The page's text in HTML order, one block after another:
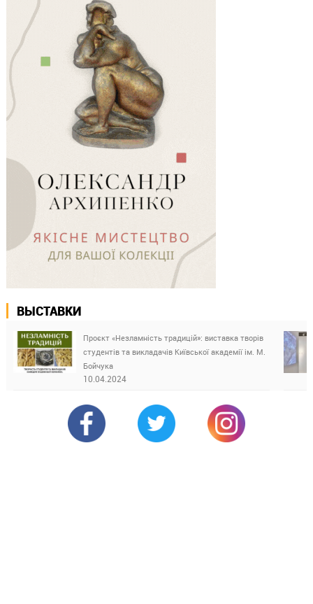
ВЫСТАВКИ
Проєкт «Незламність традицій»: виставка творів
студентів та викладачів Київської академії ім. М.
Бойчука
10.04.2024